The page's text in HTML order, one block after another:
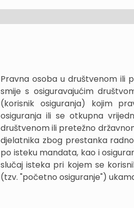
Pravna osoba u društvenom ili
smije s osiguravajućim
(korisnik osiguranja) kojim
osiguranja ili se otkupna
društvenom ili pretežno
djelatnika zbog prestanka
po isteku mandata, kao i
slučaj isteka pri kojem se
(tzv. "početno osiguranje")